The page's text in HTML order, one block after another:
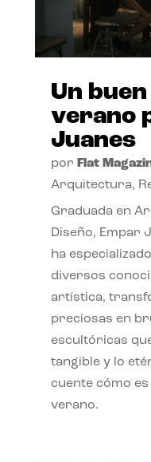
Un
verano
Juanes
por Flat
Arquitectura,
Graduada en
Diseño, Empar
ha
diversos
artística,
preciosas en
escultóricas
tangible y lo
cuente cómo
verano.